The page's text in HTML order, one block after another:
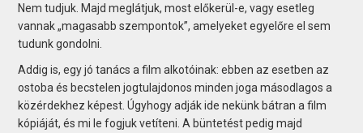
Nem tudjuk. Majd meglátjuk, most előkerül-e, vagy esetleg
vannak „magasabb szempontok”, amelyeket egyelőre el sem
tudunk gondolni.
Addig is, egy jó tanács a film alkotóinak: ebben az esetben az
ostoba és becstelen jogtulajdonos minden joga másodlagos a
közérdekhez képest. Úgyhogy adják ide nekünk bátran a film
kópiáját, és mi le fogjuk vetíteni. A büntetést pedig majd